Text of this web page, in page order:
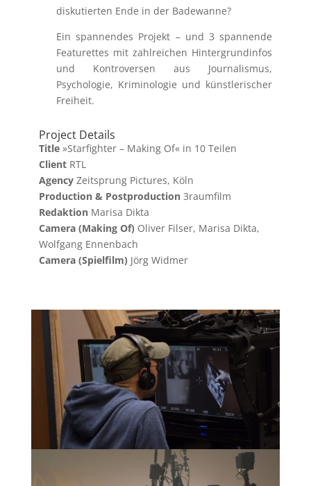
diskutierten Ende in der Badewanne?
Ein spannendes Projekt – und 3 spannende
Featurettes mit zahlreichen Hintergrundinfos
und Kontroversen aus Journalismus,
Psychologie, Kriminologie und künstlerischer
Freiheit.
Project Details
Title »Starfighter – Making Of« in 10 Teilen
Client RTL
Agency Zeitsprung Pictures, Köln
Production & Postproduction 3raumfilm
Redaktion Marisa Dikta
Camera (Making Of) Oliver Filser, Marisa Dikta,
Wolfgang Ennenbach
Camera (Spielfilm) Jörg Widmer